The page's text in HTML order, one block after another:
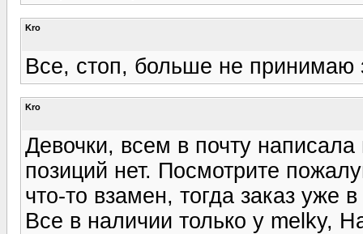
Kro
Все, стоп, больше не принимаю
Kro
Девочки, всем в почту
позиций нет. Посмотрите
что-то взамен, тогда заказ уже
Все в наличии только у melky,